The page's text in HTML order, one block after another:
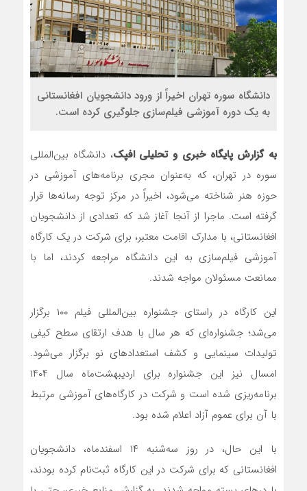
دانشگاه سوره تهران اخیراً از ورود دانشجویان افغانستانی
به یک دوره آموزشی فیلم‌سازی جلوگیری کرده است.
به گزارش پایگاه خبری و تحلیلی افپک، دانشگاه بین‌المللی
سوره در تهران، که به‌عنوان مجری برنامه‌های آموزشی در
حوزه هنر شناخته می‌شود، اخیراً در مرکز توجه رسانه‌ها قرار
گرفته است. ماجرا از آنجا آغاز شد که تعدادی از دانشجویان
افغانستانی، با مدارک اقامت معتبر، برای شرکت در یک کارگاه
آموزشی فیلم‌سازی به این دانشگاه مراجعه کردند، اما با
ممانعت مسئولان مواجه شدند.
این کارگاه در راستای جشنواره بین‌المللی فیلم ۱۰۰ برگزار
می‌شد؛ جشنواره‌ای که هر سال با هدف ارتقای سطح کیفی
تولیدات سینمایی و کشف استعدادهای نو برگزار می‌شود.
امسال نیز این جشنواره برای اردیبهشت‌ماه سال ۱۴۰۴
برنامه‌ریزی شده است و شرکت در کارگاه‌های آموزشی مرتبط
با آن برای عموم آزاد اعلام شده بود.
با این حال، در روز سه‌شنبه ۱۴ اسفندماه، دانشجویان
افغانستانی که برای شرکت در این کارگاه ثبت‌نام کرده بودند،